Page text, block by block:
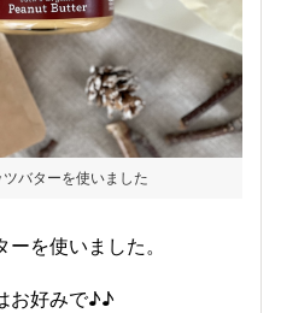
バターを使いました
を使いました。
お好みで♪♪